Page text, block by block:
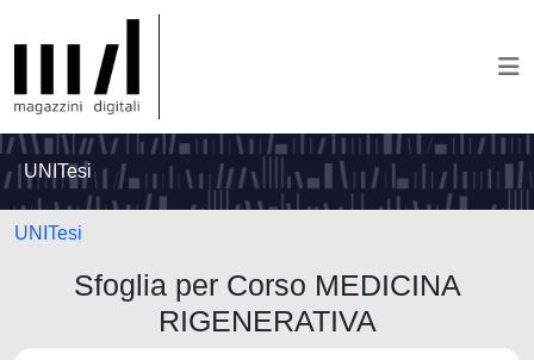
UNITesi
UNITesi
Sfoglia per Corso MEDICINA
RIGENERATIVA